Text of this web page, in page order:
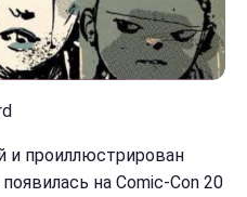
и проиллюстрирован
на Comic-Con 20